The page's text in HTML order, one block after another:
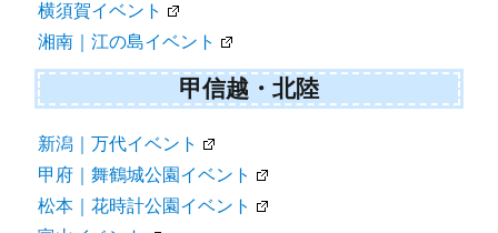
横須賀イベント
湘南｜江の島イベント
甲信越・北陸
新潟｜万代イベント
甲府｜舞鶴城公園イベント
松本｜花時計公園イベント